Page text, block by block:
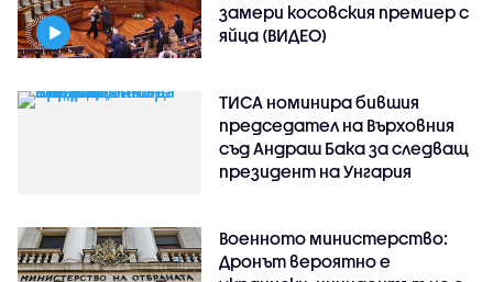
замери косовския премиер с
яйца (ВИДЕО)
ТИСА номинира бившия
председател на Върховния
съд Андраш Бака за следващ
президент на Унгария
Военното министерство:
Дронът вероятно е